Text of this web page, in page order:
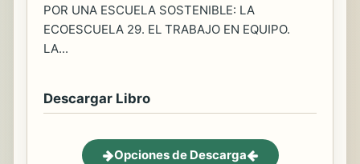
POR UNA ESCUELA SOSTENIBLE: LA
ECOESCUELA 29. EL TRABAJO EN EQUIPO.
LA...
Descargar Libro
Opciones de Descarga